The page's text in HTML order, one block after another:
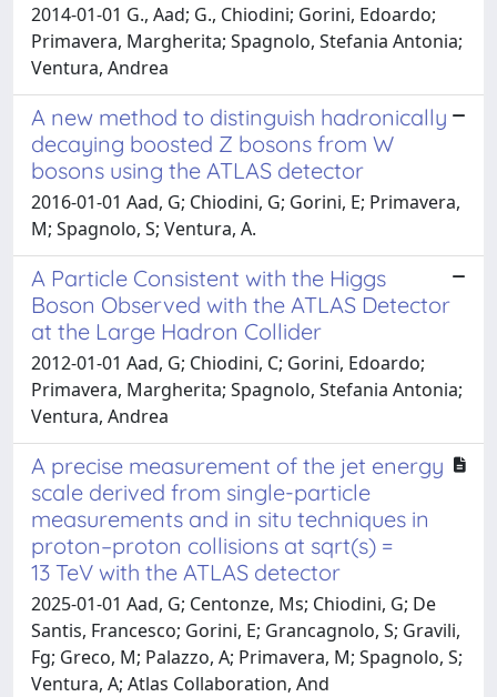
2014-01-01 G., Aad; G., Chiodini; Gorini, Edoardo;
Primavera, Margherita; Spagnolo, Stefania Antonia;
Ventura, Andrea
A new method to distinguish hadronically
decaying boosted Z bosons from W
bosons using the ATLAS detector
2016-01-01 Aad, G; Chiodini, G; Gorini, E; Primavera,
M; Spagnolo, S; Ventura, A.
A Particle Consistent with the Higgs
Boson Observed with the ATLAS Detector
at the Large Hadron Collider
2012-01-01 Aad, G; Chiodini, C; Gorini, Edoardo;
Primavera, Margherita; Spagnolo, Stefania Antonia;
Ventura, Andrea
A precise measurement of the jet energy
scale derived from single-particle
measurements and in situ techniques in
proton–proton collisions at sqrt(s) =
13 TeV with the ATLAS detector
2025-01-01 Aad, G; Centonze, Ms; Chiodini, G; De
Santis, Francesco; Gorini, E; Grancagnolo, S; Gravili,
Fg; Greco, M; Palazzo, A; Primavera, M; Spagnolo, S;
Ventura, A; Atlas Collaboration, And